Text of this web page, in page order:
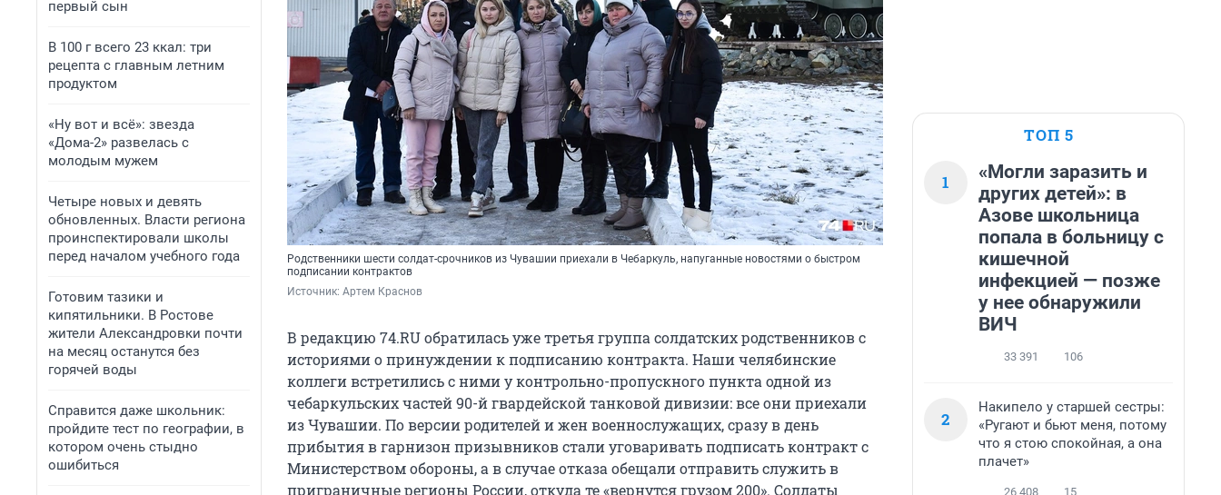
первый сын
В 100 г всего 23 ккал: три
рецепта с главным летним
продуктом
«Ну вот и всё»: звезда
«Дома-2» развелась с
молодым мужем
Четыре новых и девять
обновленных. Власти региона
проинспектировали школы
перед началом учебного года
Готовим тазики и
кипятильники. В Ростове
жители Александровки почти
на месяц останутся без
горячей воды
Справится даже школьник:
пройдите тест по географии, в
котором очень стыдно
ошибиться
Родственники шести солдат-срочников из Чувашии приехали в Чебаркуль, напуганные новостями о быстром
подписании контрактов
Источник: Артем Краснов
В редакцию 74.RU обратилась уже третья группа солдатских родственников с
историями о принуждении к подписанию контракта. Наши челябинские
коллеги встретились с ними у контрольно-пропускного пункта одной из
чебаркульских частей 90-й гвардейской танковой дивизии: все они приехали
из Чувашии. По версии родителей и жен военнослужащих, сразу в день
прибытия в гарнизон призывников стали уговаривать подписать контракт с
Министерством обороны, а в случае отказа обещали отправить служить в
приграничные регионы России, откуда те «вернутся грузом 200». Солдаты
ТОП 5
1
«Могли заразить и
других детей»: в
Азове школьница
попала в больницу с
кишечной
инфекцией — позже
у нее обнаружили
ВИЧ
33 391 106
2
Накипело у старшей сестры:
«Ругают и бьют меня, потому
что я стою спокойная, а она
плачет»
26 408 15